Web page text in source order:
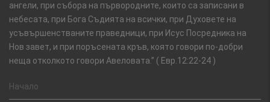
ангели, при събора на първородните, които са записани в
небесата, при Бога Съдията на всички, при Духовете на
усъвършенстваните праведници, при Исус Посредника на
Нов завет, и при поръсената кръв, която говори по-добри
неща отколкото говори Авеловата.” ( Евр.12:22-24 )
Начало